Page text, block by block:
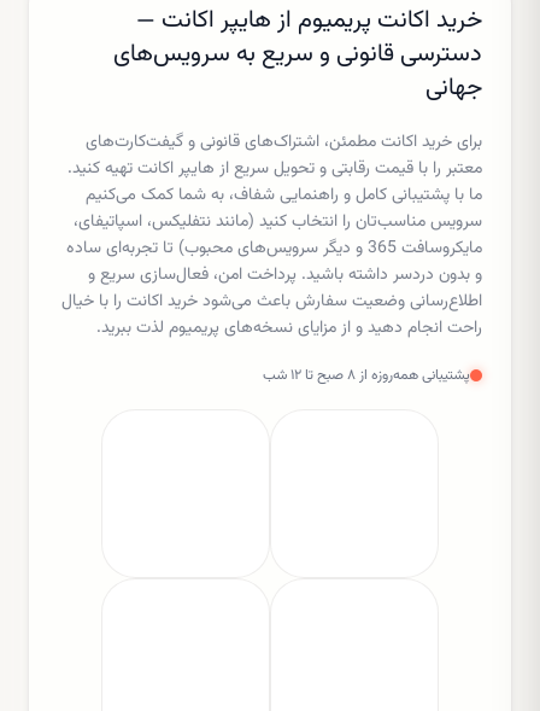
خرید اکانت پریمیوم از هایپر اکانت —
دسترسی قانونی و سریع به سرویس‌های
جهانی
برای خرید اکانت مطمئن، اشتراک‌های قانونی و گیفت‌کارت‌های
معتبر را با قیمت رقابتی و تحویل سریع از هایپر اکانت تهیه کنید.
ما با پشتیبانی کامل و راهنمایی شفاف، به شما کمک می‌کنیم
سرویس مناسب‌تان را انتخاب کنید (مانند نتفلیکس، اسپاتیفای،
مایکروسافت 365 و دیگر سرویس‌های محبوب) تا تجربه‌ای ساده
و بدون دردسر داشته باشید. پرداخت امن، فعال‌سازی سریع و
اطلاع‌رسانی وضعیت سفارش باعث می‌شود خرید اکانت را با خیال
راحت انجام دهید و از مزایای نسخه‌های پریمیوم لذت ببرید.
پشتیبانی همه‌روزه از ۸ صبح تا ۱۲ شب